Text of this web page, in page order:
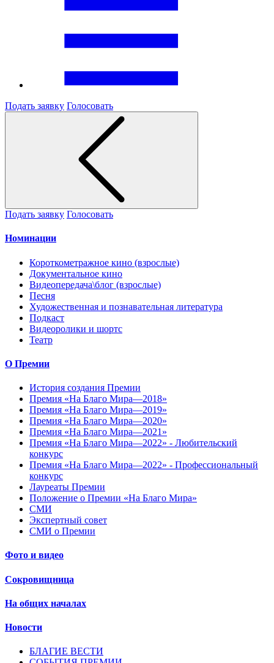
Подать заявку Голосовать
Подать заявку Голосовать
Номинации
Короткометражное кино (взрослые)
Документальное кино
Видеопередача\блог (взрослые)
Песня
Художественная и познавательная литература
Подкаст
Видеоролики и шортс
Театр
О Премии
История создания Премии
Премия «На Благо Мира—2018»
Премия «На Благо Мира—2019»
Премия «На Благо Мира—2020»
Премия «На Благо Мира—2021»
Премия «На Благо Мира—2022» - Любительский
конкурс
Премия «На Благо Мира—2022» - Профессиональный
конкурс
Лауреаты Премии
Положение о Премии «На Благо Мира»
СМИ
Экспертный совет
СМИ о Премии
Фото и видео
Сокровищница
На общих началах
Новости
БЛАГИЕ ВЕСТИ